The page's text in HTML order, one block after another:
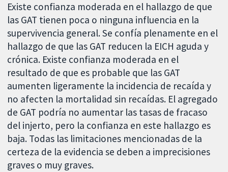
Existe confianza moderada en el hallazgo de que
las GAT tienen poca o ninguna influencia en la
supervivencia general. Se confía plenamente en el
hallazgo de que las GAT reducen la EICH aguda y
crónica. Existe confianza moderada en el
resultado de que es probable que las GAT
aumenten ligeramente la incidencia de recaída y
no afecten la mortalidad sin recaídas. El agregado
de GAT podría no aumentar las tasas de fracaso
del injerto, pero la confianza en este hallazgo es
baja. Todas las limitaciones mencionadas de la
certeza de la evidencia se deben a imprecisiones
graves o muy graves.